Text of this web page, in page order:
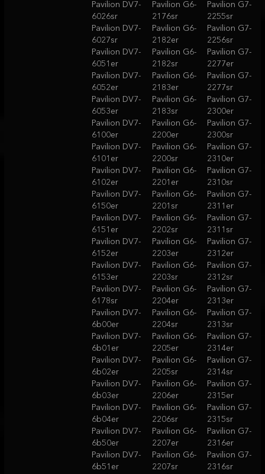
Pavilion DV7-
6026sr
Pavilion DV7-
6027sr
Pavilion DV7-
6051er
Pavilion DV7-
6052er
Pavilion DV7-
6053er
Pavilion DV7-
6100er
Pavilion DV7-
6101er
Pavilion DV7-
6102er
Pavilion DV7-
6150er
Pavilion DV7-
6151er
Pavilion DV7-
6152er
Pavilion DV7-
6153er
Pavilion DV7-
6178sr
Pavilion DV7-
6b00er
Pavilion DV7-
6b01er
Pavilion DV7-
6b02er
Pavilion DV7-
6b03er
Pavilion DV7-
6b04er
Pavilion DV7-
6b50er
Pavilion DV7-
6b51er
Pavilion G6-
2176sr
Pavilion G6-
2182er
Pavilion G6-
2182sr
Pavilion G6-
2183er
Pavilion G6-
2183sr
Pavilion G6-
2200er
Pavilion G6-
2200sr
Pavilion G6-
2201er
Pavilion G6-
2201sr
Pavilion G6-
2202sr
Pavilion G6-
2203er
Pavilion G6-
2203sr
Pavilion G6-
2204er
Pavilion G6-
2204sr
Pavilion G6-
2205er
Pavilion G6-
2205sr
Pavilion G6-
2206er
Pavilion G6-
2206sr
Pavilion G6-
2207er
Pavilion G6-
2207sr
Pavilion G7-
2255sr
Pavilion G7-
2256sr
Pavilion G7-
2277er
Pavilion G7-
2277sr
Pavilion G7-
2300er
Pavilion G7-
2300sr
Pavilion G7-
2310er
Pavilion G7-
2310sr
Pavilion G7-
2311er
Pavilion G7-
2311sr
Pavilion G7-
2312er
Pavilion G7-
2312sr
Pavilion G7-
2313er
Pavilion G7-
2313sr
Pavilion G7-
2314er
Pavilion G7-
2314sr
Pavilion G7-
2315er
Pavilion G7-
2315sr
Pavilion G7-
2316er
Pavilion G7-
2316sr